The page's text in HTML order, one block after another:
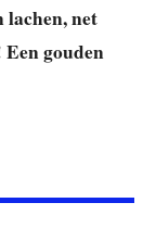
lachen, net
gouden